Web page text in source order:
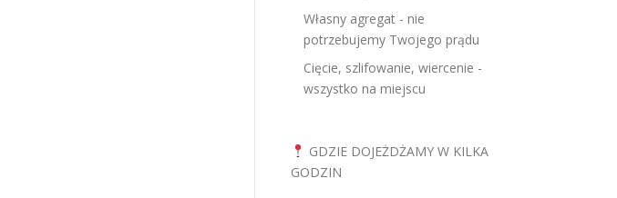
Własny agregat - nie
potrzebujemy Twojego prądu
Cięcie, szlifowanie, wiercenie -
wszystko na miejscu
GDZIE DOJEŻDŻAMY W KILKA
GODZIN